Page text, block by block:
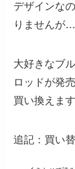
デザインな
りませんが…
大好きなブ
ロッドが発
買い換えます
追記：買い